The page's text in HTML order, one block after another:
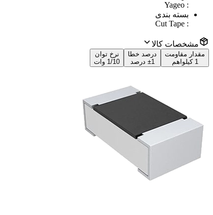
:
Yageo
بسته بندی
:
Cut Tape
مشخصات کالا
مقدار مقاومت
1 کیلواهم
درصد خطا
±1 درصد
نرخ توان
1/10 وات